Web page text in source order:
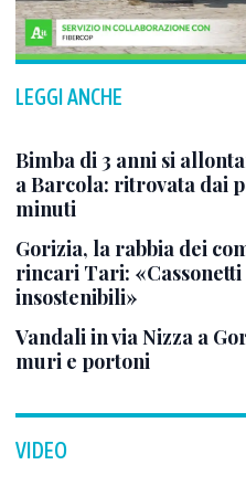
LEGGI ANCHE
Bimba di 3 anni si
a Barcola: ritrovata dai
minuti
Gorizia, la rabbia dei
rincari Tari: «Cassonetti
insostenibili»
Vandali in via Nizza a
muri e portoni
VIDEO